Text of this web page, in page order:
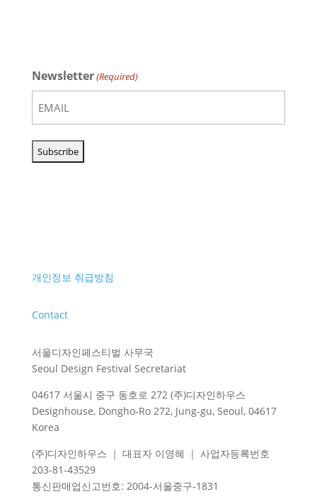
Newsletter(Required)
개인정보 취급방침
Contact
서울디자인페스티벌 사무국
Seoul Design Festival Secretariat
04617 서울시 중구 동호로 272 (주)디자인하우스
Designhouse, Dongho-Ro 272, Jung-gu, Seoul, 04617
Korea
(주)디자인하우스 ｜ 대표자 이영혜 ｜ 사업자등록번호
203-81-43529
통신판매업신고번호: 2004-서울중구-1831